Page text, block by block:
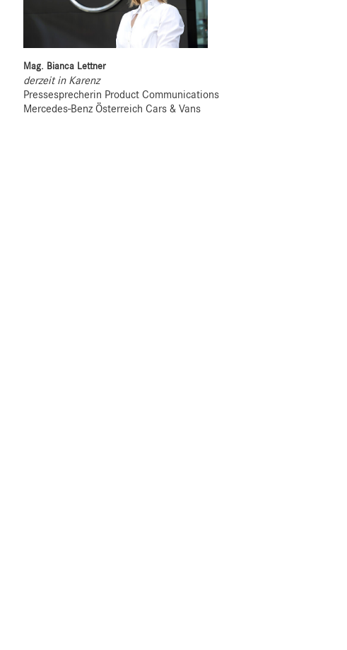
Mag. Bianca Lettner
derzeit in Karenz
Pressesprecherin Product Communications
Mercedes-Benz Österreich Cars & Vans